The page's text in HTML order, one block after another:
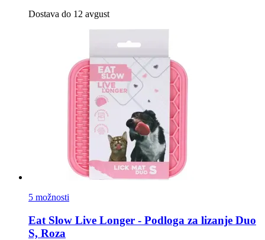
Dostava do 12 avgust
5 možnosti
Eat Slow Live Longer -​ Podloga za lizanje Duo
S, Roza